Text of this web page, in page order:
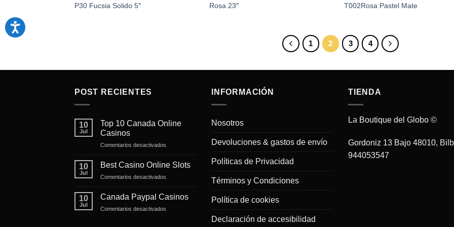
P30 Fucsia Solido 5″ Rosa 23″ T002Rosa Pastel Mate
1 2 3 4
POST RECIENTES
10
Jul
Top 10 Canada Online
Casinos
Comentarios desactivados
10
Jul
Best Casino Online Slots
Comentarios desactivados
Casino
10
Jul
Canada Paypal Casinos
Comentarios desactivados
INFORMACIÓN
Nosotros
Devoluciones & gastos de envío
Políticas de Privacidad
Términos y Condiciones
Política de cookies
Declaración de accesibilidad
TIENDA
La Boutique del Globo ©
Gordoniz 13 Bajo 48010,
944053547